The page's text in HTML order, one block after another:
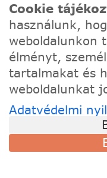
A Festede számozott
igazi művész! Fesd
tapasztalat nélkül,
TÁMOGATÁS
Cookie
használunk,
weboldalunkon
élményt,
tartalmakat és
weboldalunkat
Adatvédelmi